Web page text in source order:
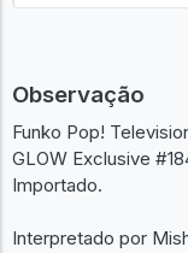
Observação
Funko Pop!
GLOW Exclusive
Importado.
Interpretado por